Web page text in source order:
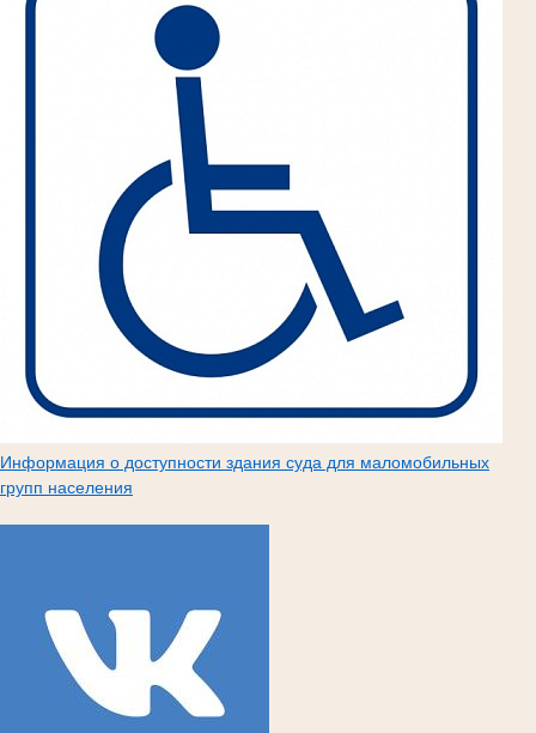
Информация о доступности здания суда для маломобильных
групп населения